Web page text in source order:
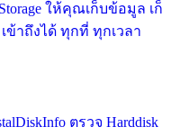
ให้คุณเก็บข้อมูล เก็
าถึงได้ ทุกที่ ทุกเวลา
ตรวจ Harddisk